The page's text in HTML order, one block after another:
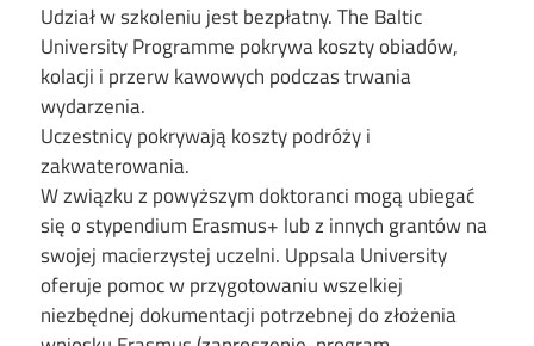
Udział w szkoleniu jest bezpłatny. The Baltic
University Programme pokrywa koszty obiadów,
kolacji i przerw kawowych podczas trwania
wydarzenia.
Uczestnicy pokrywają koszty podróży i
zakwaterowania.
W związku z powyższym doktoranci mogą ubiegać
się o stypendium Erasmus+ lub z innych grantów na
swojej macierzystej uczelni. Uppsala University
oferuje pomoc w przygotowaniu wszelkiej
niezbędnej dokumentacji potrzebnej do złożenia